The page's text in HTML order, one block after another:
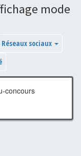
mode
Réseaux sociaux
concours